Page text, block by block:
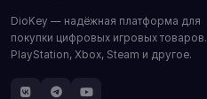
DioKey — надёжная платформа для
покупки цифровых игровых товаров.
PlayStation, Xbox, Steam и другое.